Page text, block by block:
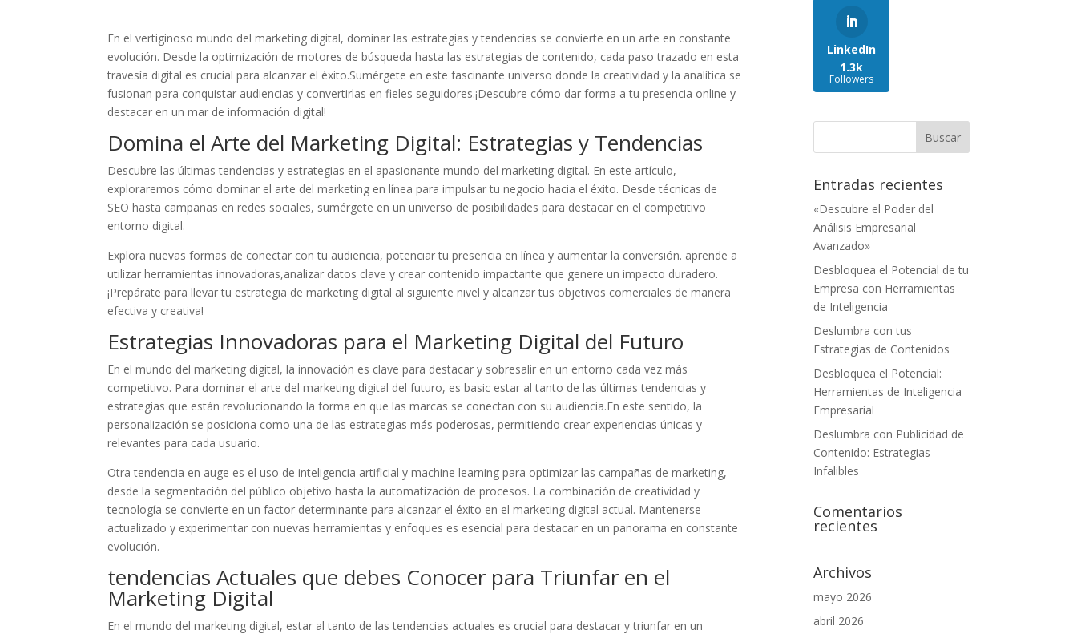
En el‍ vertiginoso⁤ mundo ‌del marketing ⁤digital,⁣ dominar ⁤las ​estrategias y​ tendencias ​se convierte en un arte en⁤ constante
evolución. ‌Desde la ​optimización de motores‍ de búsqueda hasta las estrategias ⁤de contenido, cada‌ paso trazado en esta
travesía digital es crucial para alcanzar el éxito.Sumérgete en ⁤este fascinante universo donde la ​creatividad ⁤y la analítica ⁢se
fusionan ​para conquistar⁣ audiencias y ⁣convertirlas‍ en fieles ‍seguidores.¡Descubre cómo dar forma a‌ tu presencia online y
destacar en ‍un ⁢mar de información digital!
Domina el Arte del Marketing Digital: ‌Estrategias y Tendencias
Descubre las últimas ‌tendencias⁣ y⁢ estrategias⁣ en el apasionante mundo del marketing digital. En este artículo,
exploraremos​ cómo dominar el arte del marketing en línea para ​impulsar tu⁢ negocio hacia el ⁢éxito. Desde técnicas‍ de
SEO hasta campañas en redes sociales, sumérgete en⁤ un universo ⁤de posibilidades​ para destacar en ​el⁣ competitivo
entorno ⁣digital.
Explora nuevas formas de conectar ​con tu audiencia, ⁣potenciar tu presencia‍ en ‌línea ⁢y aumentar⁢ la⁣ conversión. aprende a
⁤utilizar herramientas innovadoras,analizar datos ⁤clave y​ crear contenido impactante que genere ​un impacto duradero.
¡Prepárate para⁣ llevar tu estrategia de marketing​ digital al siguiente nivel y alcanzar tus objetivos comerciales de manera
‍efectiva y creativa!
Estrategias‌ Innovadoras⁣ para⁣ el ​Marketing​ Digital del⁣ Futuro
En ​el ⁤mundo‍ del marketing⁣ digital, la innovación es clave ⁣para destacar ⁣y⁢ sobresalir en ‍un ⁢entorno ​cada vez⁢ más
competitivo. Para dominar⁤ el ‌arte‌ del⁣ marketing digital del futuro, es basic ‍estar⁤ al ​tanto de⁣ las últimas tendencias y
estrategias que⁢ están revolucionando la forma en​ que las marcas se conectan con su⁢ audiencia.En este‌ sentido, la
personalización se posiciona como una de las estrategias más⁤ poderosas, permitiendo crear experiencias⁤ únicas y
relevantes para cada usuario.
Otra tendencia ‍en⁣ auge es‍ el ⁤uso de inteligencia artificial y machine ​learning para optimizar‌ las ​campañas de ⁣marketing,
desde⁢ la ‍segmentación del⁤ público objetivo ‍hasta ‍la automatización de procesos. La combinación‌ de creatividad y
tecnología se convierte en un factor determinante para alcanzar el éxito en‍ el ⁤marketing digital actual. ⁢Mantenerse
actualizado y ‍experimentar con nuevas herramientas y enfoques es esencial para destacar en un panorama en constante‌
evolución.
tendencias Actuales que debes Conocer ⁣para Triunfar en el
Marketing Digital
En el ⁢mundo⁣ del marketing digital, estar al tanto ⁢de las tendencias‍ actuales es crucial⁢ para destacar​ y triunfar en ‍un
LinkedIn
1.3k
Followers
Entradas recientes
«Descubre el Poder del
Análisis Empresarial
Avanzado»
Desbloquea el Potencial de tu
Empresa con Herramientas
de Inteligencia
Deslumbra con tus
Estrategias de Contenidos
Desbloquea el Potencial:
Herramientas de Inteligencia
Empresarial
Deslumbra con Publicidad de
Contenido: Estrategias
Infalibles
Comentarios
recientes
Archivos
mayo 2026
abril 2026